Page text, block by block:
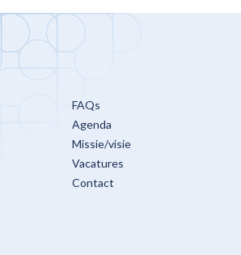
FAQs
Agenda
Missie/visie
Vacatures
Contact